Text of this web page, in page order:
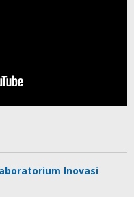
Inovasi